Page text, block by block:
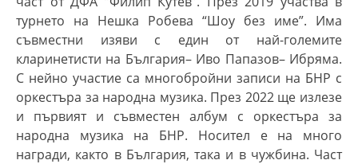
турнето на Нешка Робева “Шоу без име”. Има
съвместни изяви с един от най-големите
кларинетисти на България– Иво Папазов– Ибряма.
С нейно участие са многобройни записи на БНР с
оркестъра за народна музика. През 2022 ще излезе
и първият и съвместен албум с оркестъра за
народна музика на БНР. Носител е на много
награди, както в България, така и в чужбина. Част